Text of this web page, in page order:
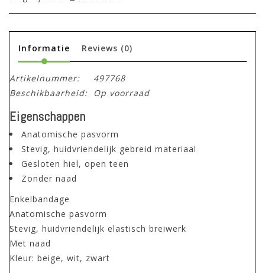
Informatie Reviews (0)
Artikelnummer:
497768
Beschikbaarheid:
Op voorraad
Eigenschappen
Anatomische pasvorm
Stevig, huidvriendelijk gebreid materiaal
Gesloten hiel, open teen
Zonder naad
Enkelbandage
Anatomische pasvorm
Stevig, huidvriendelijk elastisch breiwerk
Met naad
Kleur: beige, wit, zwart